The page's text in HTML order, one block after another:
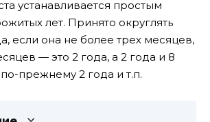
устанавливается простым
лет. Принято округлять
если она не более трех месяцев,
— это 2 года, а 2 года и 8
прежнему 2 года и т.п.